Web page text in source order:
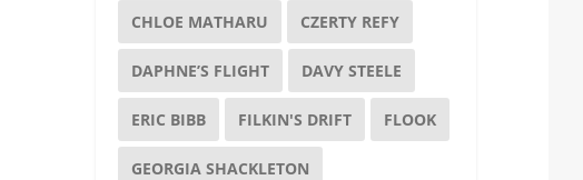
CHLOE MATHARU CZERTY REFY
DAPHNE’S FLIGHT DAVY STEELE
ERIC BIBB FILKIN'S DRIFT FLOOK
GEORGIA SHACKLETON